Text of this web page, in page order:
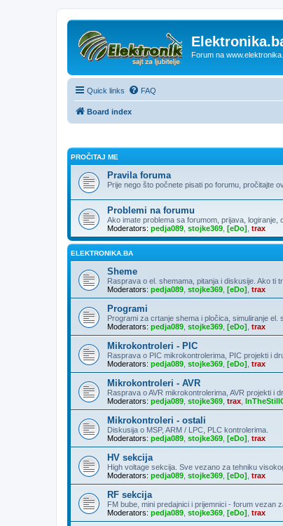
Forum na
Quick links FAQ
Board index
PROČITAJ ME
Pravila foruma
Prije nego što počnete pisati po forumu, pročitajte
Problemi na forumu
Ako imate problema sa forumom, prijava, logiranje,
Moderators: pedja089 stojke369 [eDo] trax
ELEKTRONIKA.BA
Sheme
Rasprava o el. shemama, pitanja i diskusije. Ako ti
Moderators: pedja089 stojke369 [eDo] trax
Programi
Programi za crtanje shema i pločica, simuliranje
Moderators: pedja089 stojke369 [eDo] trax
Mikrokontroleri - PIC
Rasprava o PIC mikrokontrolerima, PIC projekti i
Moderators: pedja089 stojke369 [eDo] trax
Mikrokontroleri - AVR
Rasprava o AVR mikrokontrolerima, AVR projekti i
Moderators: pedja089 stojke369 trax
Mikrokontroleri - ostali
Diskusija o MSP, ARM / LPC, PLC kontrolerima.
Moderators: pedja089 stojke369 [eDo] trax
HV sekcija
High voltage sekcija. Sve vezano za tehniku
Moderators: pedja089 stojke369 [eDo] trax
RF sekcija
FM bube, mini predajnici i prijemnici - forum vezan
Moderators: pedja089 stojke369 [eDo] trax